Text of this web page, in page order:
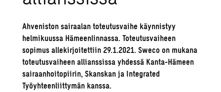
Ahveniston sairaalan toteutusvaihe käynnistyy
helmikuussa Hämeenlinnassa. Toteutusvaiheen
sopimus allekirjoitettiin 29.1.2021. Sweco on mukana
toteutusvaiheen allianssissa yhdessä Kanta-Hämeen
sairaanhoitopiirin, Skanskan ja Integrated
Työyhteenliittymän kanssa.